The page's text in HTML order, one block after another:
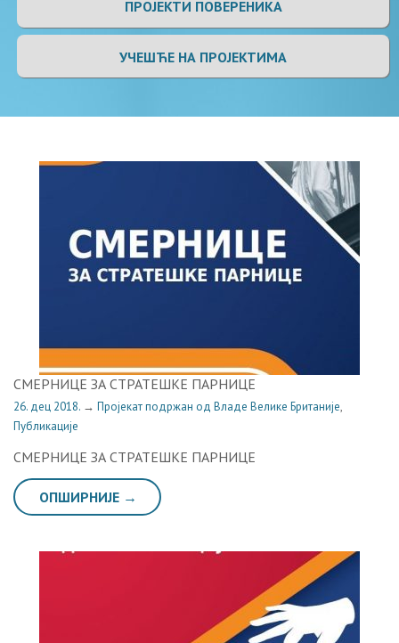
ПРОЈЕКТИ ПОВЕРЕНИКА
УЧЕШЋЕ НА ПРОЈЕКТИМА
СМЕРНИЦЕ ЗА СТРАТЕШКЕ ПАРНИЦЕ
26. дец 2018. → Пројекат подржан од Владе Велике Британије,
Публикације
СМЕРНИЦЕ ЗА СТРАТЕШКЕ ПАРНИЦЕ
ОПШИРНИЈЕ →